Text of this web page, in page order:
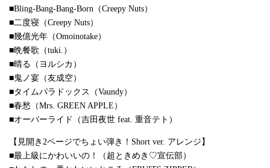
■Bling-Bang-Bang-Born（Creepy Nuts）
■二度寝（Creepy Nuts）
■幾億光年（Omoinotake）
■晩餐歌（tuki.）
■晴る（ヨルシカ）
■鬼ノ宴（友成空）
■タイムパラドックス（Vaundy）
■春愁（Mrs. GREEN APPLE）
■オーバーライド（吉田夜世 feat. 重音テト）
【見開き2ページでちょい弾き！Short ver. アレンジ】
■最上級にかわいいの！（超ときめき♡宣伝部）